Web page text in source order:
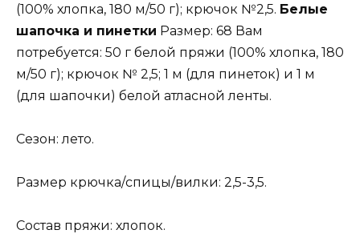
(100% хлопка, 180 м/50 г); крючок №2,5. Белые
шапочка и пинетки Размер: 68 Вам
потребуется: 50 г белой пряжи (100% хлопка, 180
м/50 г); крючок № 2,5; 1 м (для пинеток) и 1 м
(для шапочки) белой атласной ленты.
Сезон: лето.
Размер крючка/спицы/вилки: 2,5-3,5.
Состав пряжи: хлопок.